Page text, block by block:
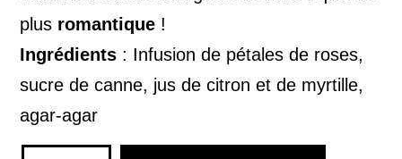
plus romantique !
Ingrédients : Infusion de pétales de roses,
sucre de canne, jus de citron et de myrtille,
agar-agar